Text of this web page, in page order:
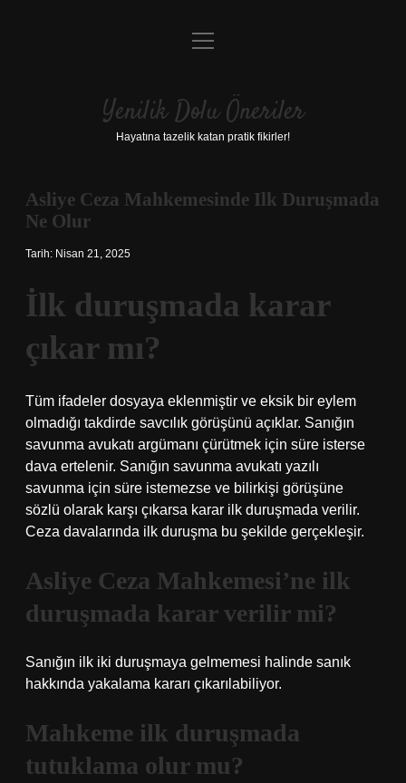
Anasayfa
Yasal Uyarı
menüyü
Yenilik Dolu Öneriler
Hayatına tazelik katan pratik fikirler!
Asliye Ceza Mahkemesinde Ilk Duruşmada
Ne Olur
Tarih: Nisan 21, 2025
İlk duruşmada karar
çıkar mı?
Tüm ifadeler dosyaya eklenmiştir ve eksik bir eylem
olmadığı takdirde savcılık görüşünü açıklar. Sanığın
savunma avukatı argümanı çürütmek için süre isterse
dava ertelenir. Sanığın savunma avukatı yazılı
savunma için süre istemezse ve bilirkişi görüşüne
sözlü olarak karşı çıkarsa karar ilk duruşmada verilir.
Ceza davalarında ilk duruşma bu şekilde gerçekleşir.
Asliye Ceza Mahkemesi’ne ilk
duruşmada karar verilir mi?
Sanığın ilk iki duruşmaya gelmemesi halinde sanık
hakkında yakalama kararı çıkarılabiliyor.
Mahkeme ilk duruşmada
tutuklama olur mu?